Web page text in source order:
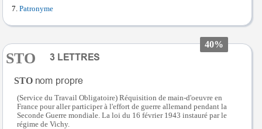
Patronyme
40%
STO
STO
(Service du Travail Obligatoire) Réquisition de main-d'oeuvre en
France pour aller participer à l'effort de guerre allemand pendant la
Seconde Guerre mondiale. La loi du 16 février 1943 instauré par le
régime de Vichy.